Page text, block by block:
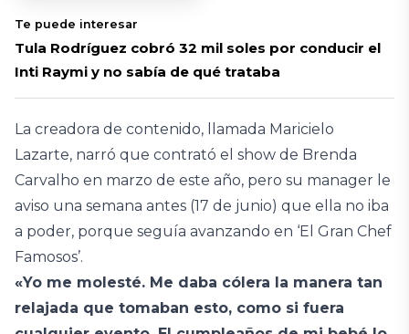
Te puede interesar
Tula Rodríguez cobró 32 mil soles por conducir el
Inti Raymi y no sabía de qué trataba
La creadora de contenido, llamada Maricielo
Lazarte, narró que contrató el show de Brenda
Carvalho en marzo de este año, pero su manager le
aviso una semana antes (17 de junio) que ella no iba
a poder, porque seguía avanzando en ‘El Gran Chef
Famosos’.
«Yo me molesté. Me daba cólera la manera tan
relajada que tomaban esto, como si fuera